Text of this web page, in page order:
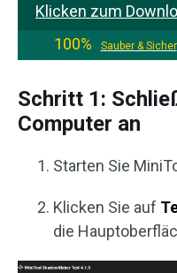
Klicken zum
100%
Sauber & Sicher
Schritt 1:
Computer an
Starten Sie
Klicken Sie auf
die